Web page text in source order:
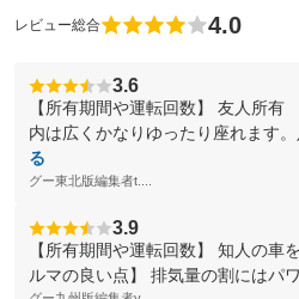
レビュー総合 4.0
3.6
【所有期間や運転回数】 友人所有
内は広くかなりゆったり座れます
る
グー東北版編集者t....
3.9
【所有期間や運転回数】 知人の車
ルマの良い点】 排気量の割にはパ